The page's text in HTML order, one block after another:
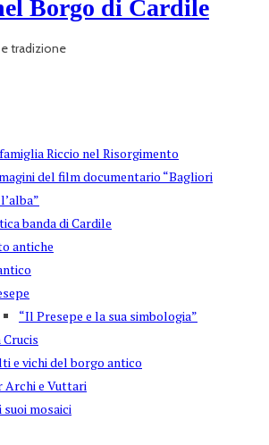
Borgo di Cardile
e tradizione
Riccio nel Risorgimento
del film documentario “Bagliori
banda di Cardile
antiche
“Il Presepe e la sua simbologia”
Crucis
e vichi del borgo antico
Archi e Vuttari
suoi mosaici